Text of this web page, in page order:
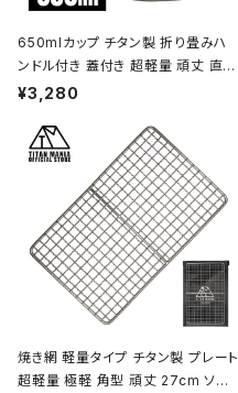
650mlカップ チタン製 折り畳みハ
ンドル付き 蓋付き 超軽量 頑丈 直火
OK シングルマグカップ クッカー ソ
トドア キャンプ用品 収納袋付き
¥3,280
焼き網 軽量タイプ チタン製 プレート
超軽量 極軽 角型 頑丈 27cm ソロ